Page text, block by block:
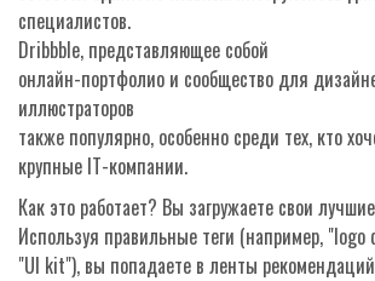
специалистов.
Dribbble, представляющее собой
онлайн-портфолио и сообщество для
иллюстраторов
также популярно, особенно среди тех, кто
крупные IT-компании.
Как это работает? Вы загружаете свои
Используя правильные теги (например,
"UI kit"), вы попадаете в ленты